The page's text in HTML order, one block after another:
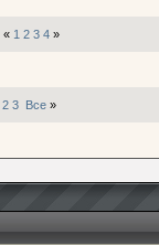
« 1 2 3 4 »
2 3 Все »